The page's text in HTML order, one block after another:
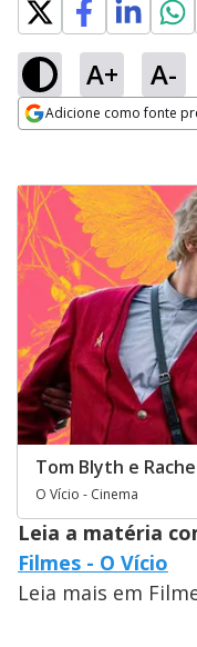
A+ A-
Adicione como fonte
Tom Blyth e
O Vício - Cinema
Leia a matéria
Filmes - O Vício
Leia mais em